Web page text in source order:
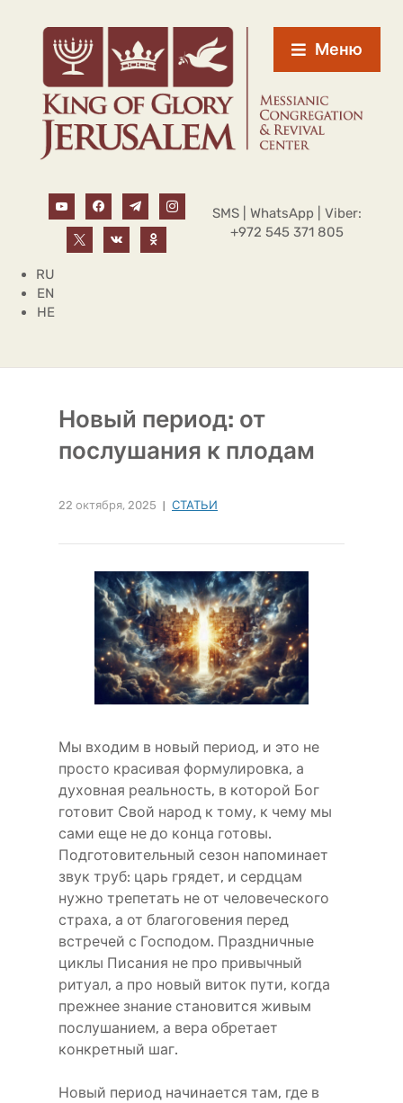
Меню
SMS | WhatsApp | Viber:
+972 545 371 805
RU
EN
HE
Новый период: от
послушания к плодам
22 октября, 2025 СТАТЬИ
Мы входим в новый период, и это не
просто красивая формулировка, а
духовная реальность, в которой Бог
готовит Свой народ к тому, к чему мы
сами еще не до конца готовы.
Подготовительный сезон напоминает
звук труб: царь грядет, и сердцам
нужно трепетать не от человеческого
страха, а от благоговения перед
встречей с Господом. Праздничные
циклы Писания не про привычный
ритуал, а про новый виток пути, когда
прежнее знание становится живым
послушанием, а вера обретает
конкретный шаг.
Новый период начинается там, где в